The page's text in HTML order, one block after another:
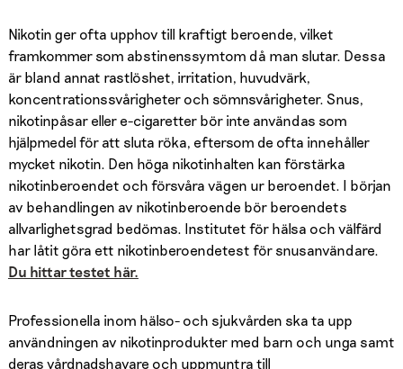
Nikotin ger ofta upphov till kraftigt beroende, vilket
framkommer som abstinenssymtom då man slutar. Dessa
är bland annat rastlöshet, irritation, huvudvärk,
koncentrationssvårigheter och sömnsvårigheter. Snus,
nikotinpåsar eller e-cigaretter bör inte användas som
hjälpmedel för att sluta röka, eftersom de ofta innehåller
mycket nikotin. Den höga nikotinhalten kan förstärka
nikotinberoendet och försvåra vägen ur beroendet. I början
av behandlingen av nikotinberoende bör beroendets
allvarlighetsgrad bedömas. Institutet för hälsa och välfärd
har låtit göra ett nikotinberoendetest för snusanvändare.
Du hittar testet här.
Professionella inom hälso- och sjukvården ska ta upp
användningen av nikotinprodukter med barn och unga samt
deras vårdnadshavare och uppmuntra till